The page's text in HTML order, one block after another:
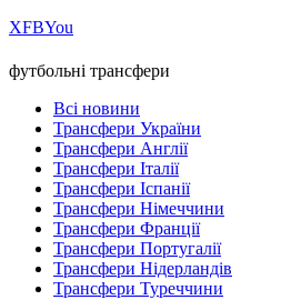
ХFBYou
футбольні трансфери
Всі новини
Трансфери України
Трансфери Англії
Трансфери Італії
Трансфери Іспанії
Трансфери Німеччини
Трансфери Франції
Трансфери Португалії
Трансфери Нідерландів
Трансфери Туреччини